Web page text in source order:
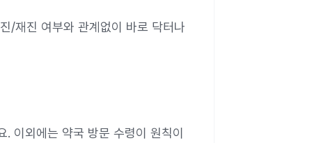
/재진 여부와 관계없이 바로 닥터나
이외에는 약국 방문 수령이 원칙이